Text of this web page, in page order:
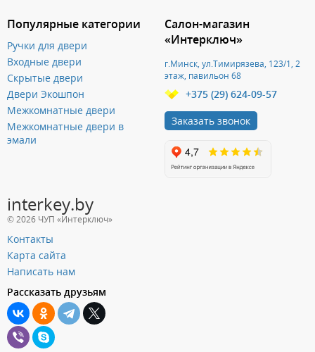
Популярные категории
Ручки для двери
Входные двери
Скрытые двери
Двери Экошпон
Межкомнатные двери
Межкомнатные двери в
эмали
Салон-магазин
«Интерключ»
г.Минск, ул.Тимирязева, 123/1, 2
этаж, павильон 68
+375 (29) 624-09-57
Заказать звонок
interkey.by
© 2026 ЧУП «Интерключ»
Контакты
Карта сайта
Написать нам
Рассказать друзьям